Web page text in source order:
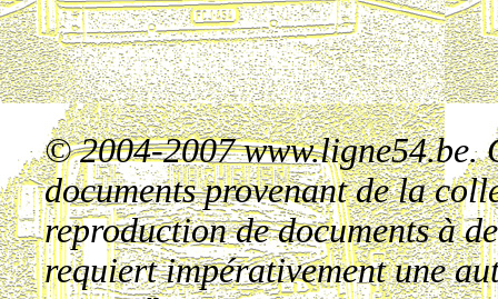
© 2004-2007 www.ligne54.be.
documents provenant de la
reproduction de documents à
requiert impérativement une